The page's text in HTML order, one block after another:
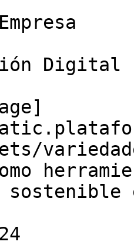
Digital